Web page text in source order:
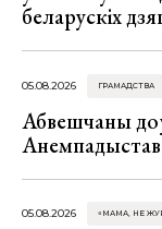
беларускіх
05.08.2026 ГРАМАДСТВА
Абвешчаны
05.08.2026 «МАМА, НЕ